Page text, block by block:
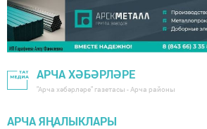
АРЧА ХӘБӘРЛӘРЕ
"Арча хәбәрләре" газетасы - Арча районы
АРЧА ЯҢАЛЫКЛАРЫ